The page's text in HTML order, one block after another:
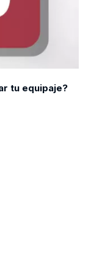
tu equipaje?